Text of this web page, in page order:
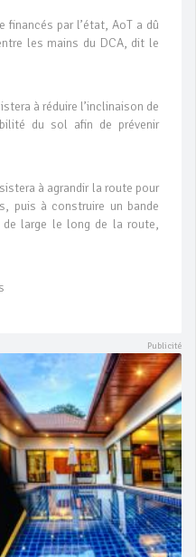
financés par l’état, AoT a dû
les mains du DCA, dit le
à réduire l’inclinaison de
du sol afin de prévenir
à agrandir la route pour
puis à construire un bande
de large le long de la route,